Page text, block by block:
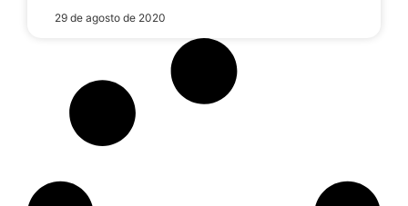
29 de agosto de 2020